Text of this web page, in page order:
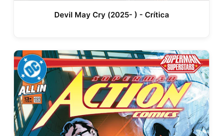
Devil May Cry (2025- ) - Crítica